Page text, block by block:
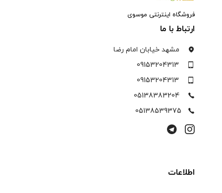
فروشگاه اینترنتی موسوی
ارتباط با ما
مشهد خیابان امام رضا
09153204313
09153204313
05138383204
05138539375
اطلاعات